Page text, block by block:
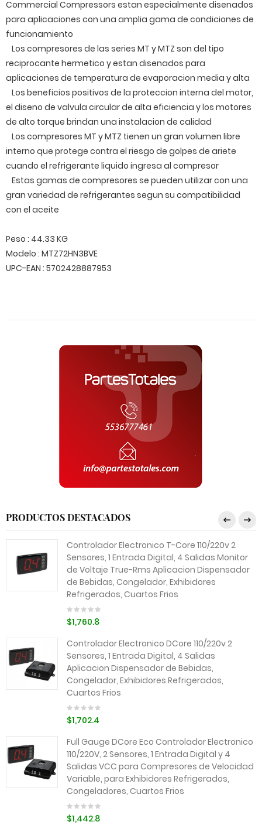
Commercial Compressors estan especialmente disenados
para aplicaciones con una amplia gama de condiciones de
funcionamiento
Los compresores de las series MT y MTZ son del tipo
reciprocante hermetico y estan disenados para
aplicaciones de temperatura de evaporacion media y alta
Los beneficios positivos de la proteccion interna del motor,
el diseno de valvula circular de alta eficiencia y los motores
de alto torque brindan una instalacion de calidad
Los compresores MT y MTZ tienen un gran volumen libre
interno que protege contra el riesgo de golpes de ariete
cuando el refrigerante liquido ingresa al compresor
Estas gamas de compresores se pueden utilizar con una
gran variedad de refrigerantes segun su compatibilidad
con el aceite
Peso : 44.33 KG
Modelo : MTZ72HN3BVE
UPC-EAN : 5702428887953
PRODUCTOS DESTACADOS
Controlador Electronico T-Core 110/220v 2
Sensores, 1 Entrada Digital, 4 Salidas Monitor
de Voltaje True-Rms Aplicacion Dispensador
de Bebidas, Congelador, Exhibidores
Refrigerados, Cuartos Frios
$1,760.8
Controlador Electronico DCore 110/220v 2
Sensores, 1 Entrada Digital, 4 Salidas
Aplicacion Dispensador de Bebidas,
Congelador, Exhibidores Refrigerados,
Cuartos Frios
$1,702.4
Full Gauge DCore Eco Controlador Electronico
110/220V, 2 Sensores, 1 Entrada Digital y 4
Salidas VCC para Compresores de Velocidad
Variable, para Exhibidores Refrigerados,
Congeladores, Cuartos Frios
$1,442.8